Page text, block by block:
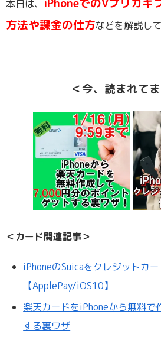
本日は、 iPhoneでのVプリカギ
方法や課金の仕方などを解説し
＜今、読まれて
＜カード関連記事＞
iPhoneのSuicaをクレジットカ
【ApplePay/iOS10】
楽天カードをiPhoneから無料
する裏ワザ